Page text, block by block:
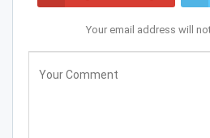
Your email address will